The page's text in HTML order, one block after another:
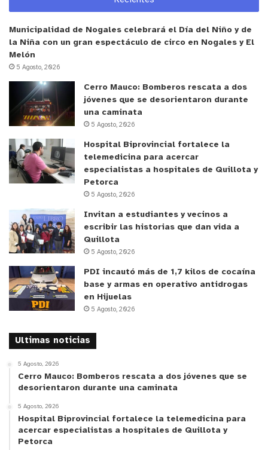
valores que hoy la tienen representando de gran
internacional. Como Dirección de Deportes de
Quillota nos sentimos orgullosos de acompañar el
desarrollo de deportistas que, como Sofía, llevan
el nombre de nuestra ciudad a lo más alto del
deporte sudamericano”.
El certamen internacional continuará
desarrollándose en los centros deportivos de la
capital, donde se espera que los seleccionados
chilenos inicien las fases eliminatorias
individuales y de dobles en las jornadas
subsiguientes de la competencia.
y tú, ¿qué opinas?
Municipalidad de Nogales celebrará el Día del Niño y de
la Niña con un gran espectáculo de circo en Nogales y El
Melón
5 Agosto, 2026
Cerro Mauco: Bomberos rescata a dos
jóvenes que se desorientaron durante
una caminata
5 Agosto, 2026
Hospital Biprovincial fortalece la
telemedicina para acercar
especialistas a hospitales de Quillota y
Petorca
5 Agosto, 2026
Invitan a estudiantes y vecinos a
escribir las historias que dan vida a
Quillota
5 Agosto, 2026
PDI incautó más de 1,7 kilos de cocaína
base y armas en operativo antidrogas
en Hijuelas
5 Agosto, 2026
Ultimas noticias
5 Agosto, 2026
Cerro Mauco: Bomberos rescata a dos jóvenes que se
desorientaron durante una caminata
5 Agosto, 2026
Hospital Biprovincial fortalece la telemedicina para
acercar especialistas a hospitales de Quillota y
Petorca